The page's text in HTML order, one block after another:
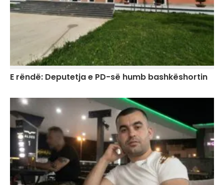
E rëndë: Deputetja e PD-së humb bashkëshortin